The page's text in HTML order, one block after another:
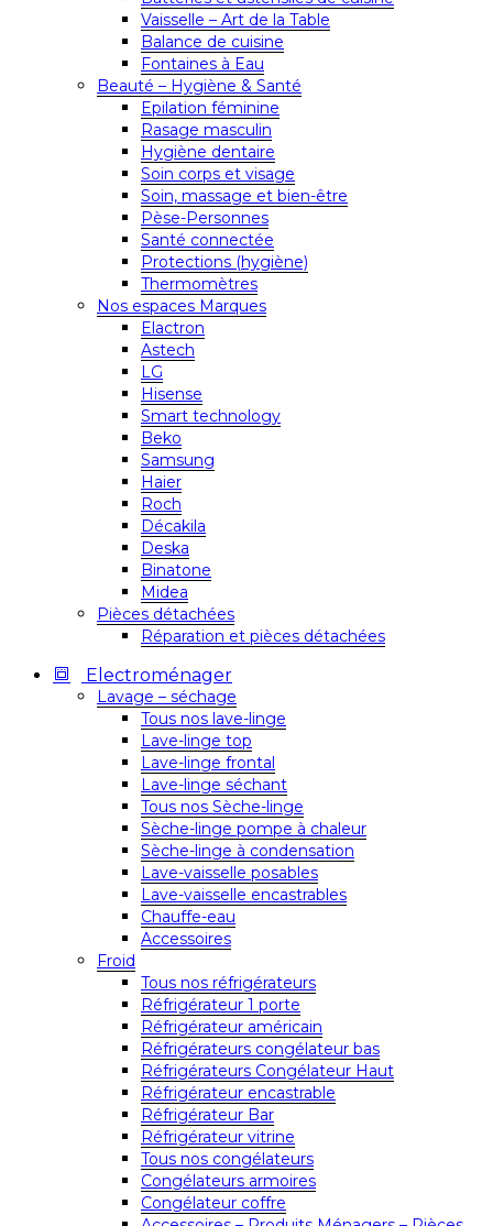
Vaisselle – Art de la Table
Balance de cuisine
Fontaines à Eau
Beauté – Hygiène & Santé
Epilation féminine
Rasage masculin
Hygiène dentaire
Soin corps et visage
Soin, massage et bien-être
Pèse-Personnes
Santé connectée
Protections (hygiène)
Thermomètres
Nos espaces Marques
Elactron
Astech
LG
Hisense
Smart technology
Beko
Samsung
Haier
Roch
Décakila
Deska
Binatone
Midea
Pièces détachées
Réparation et pièces détachées
Electroménager
Lavage – séchage
Tous nos lave-linge
Lave-linge top
Lave-linge frontal
Lave-linge séchant
Tous nos Sèche-linge
Sèche-linge pompe à chaleur
Sèche-linge à condensation
Lave-vaisselle posables
Lave-vaisselle encastrables
Chauffe-eau
Accessoires
Froid
Tous nos réfrigérateurs
Réfrigérateur 1 porte
Réfrigérateur américain
Réfrigérateurs congélateur bas
Réfrigérateurs Congélateur Haut
Réfrigérateur encastrable
Réfrigérateur Bar
Réfrigérateur vitrine
Tous nos congélateurs
Congélateurs armoires
Congélateur coffre